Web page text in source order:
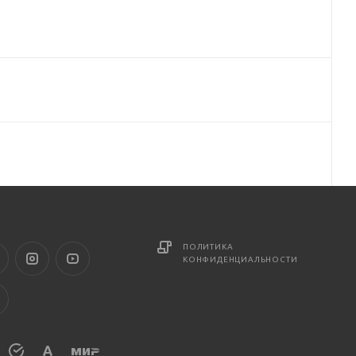
ПОЛИТИКА
КОНФИДЕНЦИАЛЬНОСТИ